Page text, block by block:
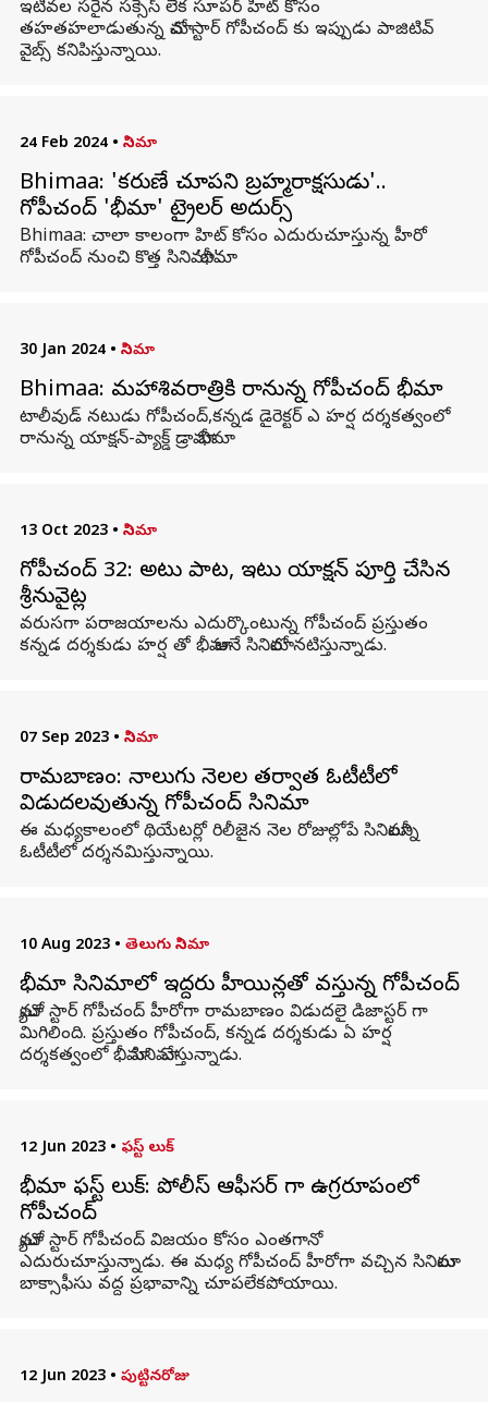
ఇటీవల సరైన సక్సెస్ లేక సూపర్ హిట్ కోసం
తహతహలాడుతున్న మాచో స్టార్ గోపీచంద్ కు ఇప్పుడు పాజిటివ్
వైబ్స్ కనిపిస్తున్నాయి.
24 Feb 2024 • సినిమా
Bhimaa: 'కరుణే చూపని బ్రహ్మరాక్షసుడు'..
గోపీచంద్ 'భీమా' ట్రైలర్ అదుర్స్
Bhimaa: చాలా కాలంగా హిట్ కోసం ఎదురుచూస్తున్న హీరో
గోపీచంద్ నుంచి కొత్త సినిమా 'భీమా'.
30 Jan 2024 • సినిమా
Bhimaa: మహాశివరాత్రికి రానున్న గోపీచంద్ భీమా
టాలీవుడ్ నటుడు గోపీచంద్,కన్నడ డైరెక్టర్ ఎ హర్ష దర్శకత్వంలో
రానున్న యాక్షన్-ప్యాక్డ్ డ్రామా భీమా.
13 Oct 2023 • సినిమా
గోపీచంద్ 32: అటు పాట, ఇటు యాక్షన్ పూర్తి చేసిన
శ్రీనువైట్ల
వరుసగా పరాజయాలను ఎదుర్కొంటున్న గోపీచంద్ ప్రస్తుతం
కన్నడ దర్శకుడు హర్ష తో భీమా అనే సినిమాలో నటిస్తున్నాడు.
07 Sep 2023 • సినిమా
రామబాణం: నాలుగు నెలల తర్వాత ఓటీటీలో
విడుదలవుతున్న గోపీచంద్ సినిమా
ఈ మధ్యకాలంలో థియేటర్లో రిలీజైన నెల రోజుల్లోపే సినిమాలన్నీ
ఓటీటీలో దర్శనమిస్తున్నాయి.
10 Aug 2023 • తెలుగు సినిమా
భీమా సినిమాలో ఇద్దరు హీరోయిన్లతో వస్తున్న గోపీచంద్
మ్యాచో స్టార్ గోపీచంద్ హీరోగా రామబాణం విడుదలై డిజాస్టర్ గా
మిగిలింది. ప్రస్తుతం గోపీచంద్, కన్నడ దర్శకుడు ఏ హర్ష
దర్శకత్వంలో భీమా సినిమా చేస్తున్నాడు.
12 Jun 2023 • ఫస్ట్ లుక్
భీమా ఫస్ట్ లుక్: పోలీస్ ఆఫీసర్ గా ఉగ్రరూపంలో
గోపీచంద్
మ్యాచో స్టార్ గోపీచంద్ విజయం కోసం ఎంతగానో
ఎదురుచూస్తున్నాడు. ఈ మధ్య గోపీచంద్ హీరోగా వచ్చిన సినిమాలు
బాక్సాఫీసు వద్ద ప్రభావాన్ని చూపలేకపోయాయి.
12 Jun 2023 • పుట్టినరోజు